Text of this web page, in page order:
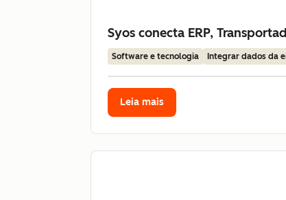
Syos conecta ERP,
Software e tecnologia Integrar dados da
Leia mais